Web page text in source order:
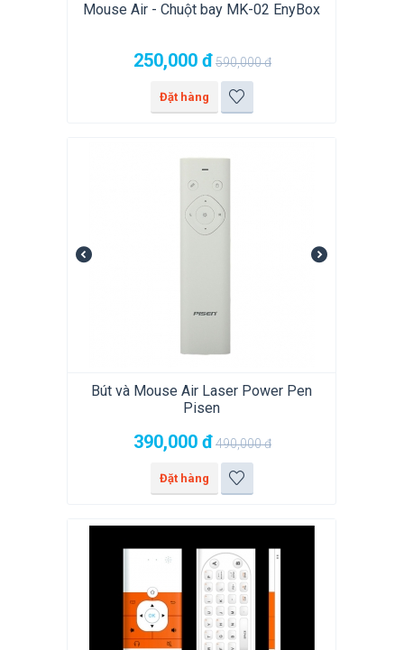
Mouse Air - Chuột bay MK-02 EnyBox
250,000 đ590,000đ
Đặt hàng
Bút và Mouse Air Laser Power Pen
Pisen
390,000 đ490,000đ
Đặt hàng